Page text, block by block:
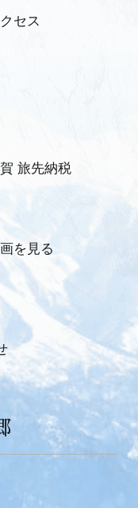
セス
旅先納税
を見る